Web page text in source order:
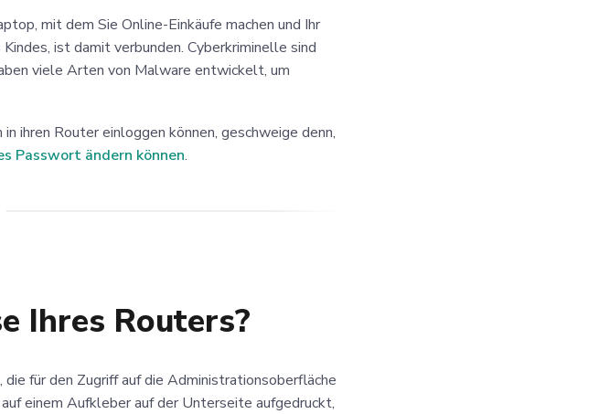
mit dem Sie Online-Einkäufe machen und Ihr
ist damit verbunden. Cyberkriminelle sind
viele Arten von Malware entwickelt, um
ihren Router einloggen können, geschweige denn,
Passwort ändern können.
Ihres Routers?
für den Zugriff auf die Administrationsoberfläche
einem Aufkleber auf der Unterseite aufgedruckt,